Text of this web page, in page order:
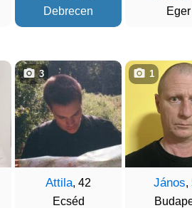
Debrecen
Eger
Attila, 42
Ecséd
3
János,
1